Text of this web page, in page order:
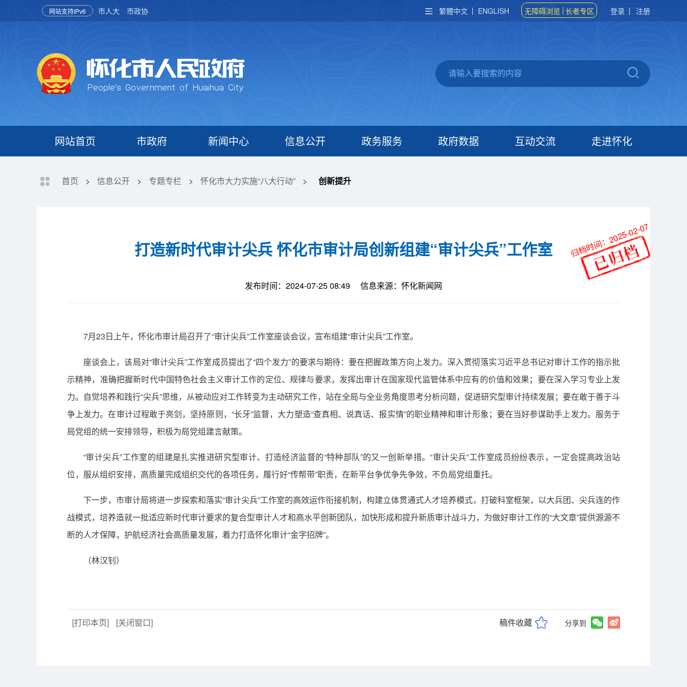
网站支持IPv6 市人大 市政协 繁體中文 ENGLISH 无障碍浏览 长者专区 登录 注册
网站首页 市政府 新闻中心 信息公开 政务服务 政府数据 互动交流 走进怀化
首页 > 信息公开 > 专题专栏 > 怀化市大力实施“八大行动” > 创新提升
打造新时代审计尖兵 怀化市审计局创新组建“审计尖兵”工作室
发布时间：2024-07-25 08:49 信息来源：怀化新闻网
7月23日上午，怀化市审计局召开了“审计尖兵”工作室座谈会议，宣布组建“审计尖兵”工作室。
座谈会上，该局对“审计尖兵”工作室成员提出了“四个发力”的要求与期待：要在把握政策方向上发力。深入贯彻落实习近平总书记对审计工作的指示批
示精神，准确把握新时代中国特色社会主义审计工作的定位、规律与要求，发挥出审计在国家现代监管体系中应有的价值和效果；要在深入学习专业上发
力。自觉培养和践行“尖兵”思维，从被动应对工作转变为主动研究工作，站在全局与全业务角度思考分析问题，促进研究型审计持续发展；要在敢于善于斗
争上发力。在审计过程敢于亮剑，坚持原则，“长牙”监督，大力塑造“查真相、说真话、报实情”的职业精神和审计形象；要在当好参谋助手上发力。服务于
局党组的统一安排领导，积极为局党组建言献策。
“审计尖兵”工作室的组建是扎实推进研究型审计、打造经济监督的“特种部队”的又一创新举措。“审计尖兵”工作室成员纷纷表示，一定会提高政治站
位，服从组织安排，高质量完成组织交代的各项任务，履行好“传帮带”职责，在新平台争优争先争效，不负局党组重托。
下一步，市审计局将进一步探索和落实“审计尖兵”工作室的高效运作衔接机制，构建立体贯通式人才培养模式，打破科室框架，以大兵团、尖兵连的作
战模式，培养造就一批适应新时代审计要求的复合型审计人才和高水平创新团队，加快形成和提升新质审计战斗力，为做好审计工作的“大文章”提供源源不
断的人才保障，护航经济社会高质量发展，着力打造怀化审计“金字招牌”。
（林汉钊）
[打印本页] [关闭窗口] 稿件收藏 分享到
归档时间：2025-02-07